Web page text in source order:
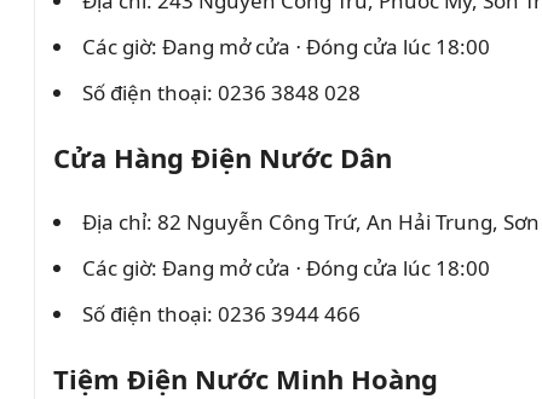
Các giờ: Đang mở cửa ⋅ Đóng cửa lúc 18:00
Số điện thoại: 0236 3848 028
Cửa Hàng Điện Nước Dân
Địa chỉ: 82 Nguyễn Công Trứ, An Hải Trung,
Các giờ: Đang mở cửa ⋅ Đóng cửa lúc 18:00
Số điện thoại: 0236 3944 466
Tiệm Điện Nước Minh Hoàng